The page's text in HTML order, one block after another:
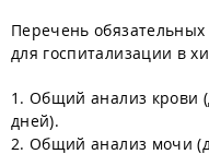
Перечень
для госпитализации в
1. Общий анализ крови
дней).
2. Общий анализ мочи